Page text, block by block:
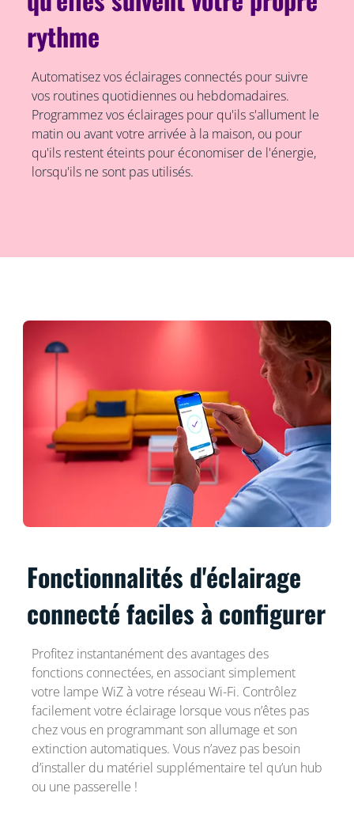
rythme
Automatisez vos éclairages connectés pour suivre
vos routines quotidiennes ou hebdomadaires.
Programmez vos éclairages pour qu'ils s'allument le
matin ou avant votre arrivée à la maison, ou pour
qu'ils restent éteints pour économiser de l'énergie,
lorsqu'ils ne sont pas utilisés.
Fonctionnalités d'éclairage
connecté faciles à configurer
Profitez instantanément des avantages des
fonctions connectées, en associant simplement
votre lampe WiZ à votre réseau Wi-Fi. Contrôlez
facilement votre éclairage lorsque vous n’êtes pas
chez vous en programmant son allumage et son
extinction automatiques. Vous n’avez pas besoin
d’installer du matériel supplémentaire tel qu’un hub
ou une passerelle !